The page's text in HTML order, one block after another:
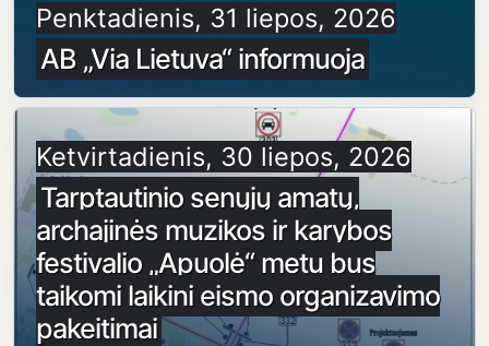
Penktadienis, 31 liepos, 2026
AB „Via Lietuva“ informuoja
Ketvirtadienis, 30 liepos, 2026
Tarptautinio senųjų amatų,
archajinės muzikos ir karybos
festivalio „Apuolė“ metu bus
taikomi laikini eismo organizavimo
pakeitimai